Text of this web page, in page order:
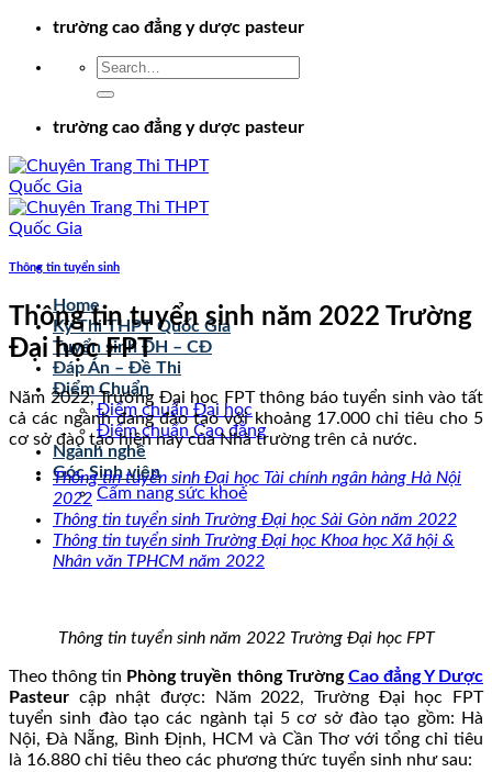
Chuyểntrường cao đẳng y dược pasteur
trường cao đẳng y dược pasteur
Home
Kỳ Thi THPT Quốc Gia
Tuyển sinh ĐH – CĐ
Đáp Án – Đề Thi
Điểm Chuẩn
Điểm chuẩn Đại học
Điểm chuẩn Cao đẳng
Ngành nghề
Góc Sinh viên
Cẩm nang sức khoẻ
Thông tin tuyển sinh
Thông tin tuyển sinh năm 2022 Trường
Đại học FPT
Năm 2022, Trường Đại học FPT thông báo tuyển sinh vào tất
cả các ngành đang đào tạo với khoảng 17.000 chỉ tiêu cho 5
cơ sở đào tạo hiện nay của Nhà trường trên cả nước.
Thông tin tuyển sinh Đại học Tài chính ngân hàng Hà Nội
2022
Thông tin tuyển sinh Trường Đại học Sài Gòn năm 2022
Thông tin tuyển sinh Trường Đại học Khoa học Xã hội &
Nhân văn TPHCM năm 2022
Thông tin tuyển sinh năm 2022 Trường Đại học FPT
Theo thông tin Phòng truyền thông TrườngCao đẳng Y Dược
Pasteur cập nhật được: Năm 2022, Trường Đại học FPT
tuyển sinh đào tạo các ngành tại 5 cơ sở đào tạo gồm: Hà
Nội, Đà Nẵng, Bình Định, HCM và Cần Thơ với tổng chỉ tiêu
là 16.880 chỉ tiêu theo các phương thức tuyển sinh như sau: